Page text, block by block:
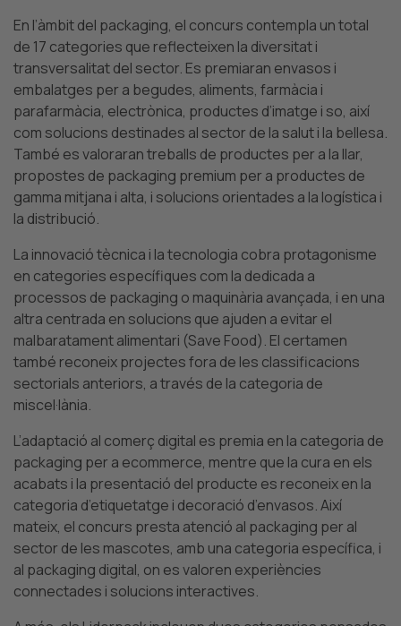
En l’àmbit del packaging, el concurs contempla un total
de 17 categories que reflecteixen la diversitat i
transversalitat del sector. Es premiaran envasos i
embalatges per a begudes, aliments, farmàcia i
parafarmàcia, electrònica, productes d’imatge i so, així
com solucions destinades al sector de la salut i la bellesa.
També es valoraran treballs de productes per a la llar,
propostes de packaging premium per a productes de
gamma mitjana i alta, i solucions orientades a la logística i
la distribució.
La innovació tècnica i la tecnologia cobra protagonisme
en categories específiques com la dedicada a
processos de packaging o maquinària avançada, i en una
altra centrada en solucions que ajuden a evitar el
malbaratament alimentari (Save Food). El certamen
també reconeix projectes fora de les classificacions
sectorials anteriors, a través de la categoria de
miscel·lània.
L’adaptació al comerç digital es premia en la categoria de
packaging per a ecommerce, mentre que la cura en els
acabats i la presentació del producte es reconeix en la
categoria d’etiquetatge i decoració d’envasos.Així
mateix, el concurs presta atenció al packaging per al
sector de les mascotes, amb una categoria específica, i
al packaging digital, on es valoren experiències
connectades i solucions interactives.